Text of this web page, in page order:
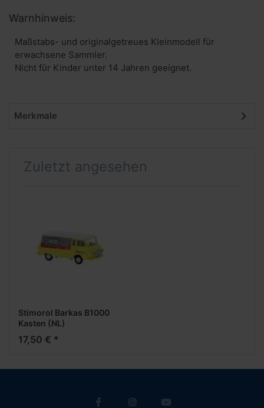
Warnhinweis:
Maßstabs- und originalgetreues Kleinmodell für
erwachsene Sammler.
Nicht für Kinder unter 14 Jahren geeignet.
Merkmale
Zuletzt angesehen
Stimorol Barkas B1000
Kasten (NL)
17,50 € *